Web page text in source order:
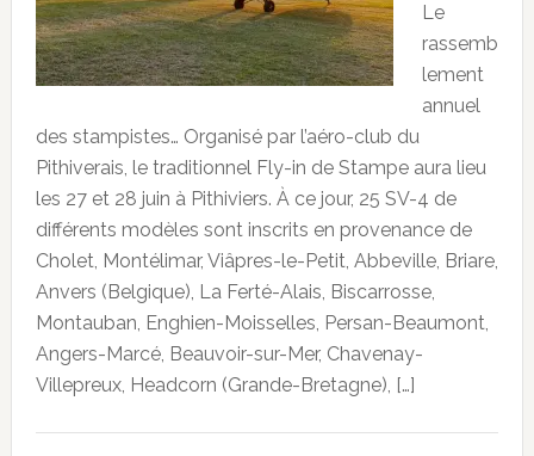
Le
rassemb
lement
annuel
des stampistes… Organisé par l’aéro-club du
Pithiverais, le traditionnel Fly-in de Stampe aura lieu
les 27 et 28 juin à Pithiviers. À ce jour, 25 SV-4 de
différents modèles sont inscrits en provenance de
Cholet, Montélimar, Viâpres-le-Petit, Abbeville, Briare,
Anvers (Belgique), La Ferté-Alais, Biscarrosse,
Montauban, Enghien-Moisselles, Persan-Beaumont,
Angers-Marcé, Beauvoir-sur-Mer, Chavenay-
Villepreux, Headcorn (Grande-Bretagne), […]